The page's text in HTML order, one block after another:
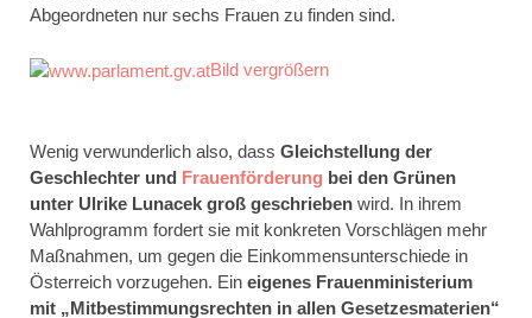
Abgeordneten nur sechs Frauen zu finden sind.
Bild vergrößern
Wenig verwunderlich also, dass Gleichstellung der
Geschlechter und Frauenförderung bei den Grünen
unter Ulrike Lunacek groß geschrieben wird. In ihrem
Wahlprogramm fordert sie mit konkreten Vorschlägen mehr
Maßnahmen, um gegen die Einkommensunterschiede in
Österreich vorzugehen. Ein eigenes Frauenministerium
mit „Mitbestimmungsrechten in allen Gesetzesmaterien“